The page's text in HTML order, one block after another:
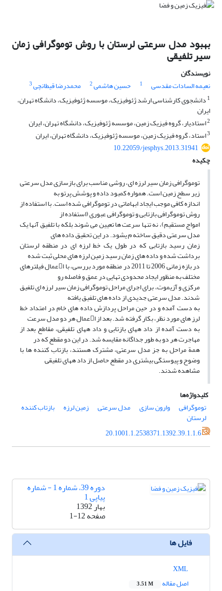
بهبود مدل سرعتی لرستان با روش توموگرافی زمان
سیر تلفیقی
نویسندگان
نعیمه السادات مقدسی
1 حسین هاشمی2 محمدرضا قیطانچی3
1 دانشجوی کارشناسی ارشد ژئوفیزیک، موسسه ژئوفیزیک، دانشگاه تهران،
ایران
2استادیار، گروه فیزیک زمین، موسسه ژئوفیزیک، دانشگاه تهران، ایران
3استاد، گروه فیزیک زمین، موسسه ژئوفیزیک، دانشگاه تهران، ایران
10.22059/jesphys.2013.31941
چکیده
توموگرافی زمان سیر لرزه ای، روشی مناسب برای بازسازی مدل سرعتی
زیر سطح زمین است. همواره کمبود داده و پوشش پرتو به
اندازه کافی موجب ایجاد ابهاماتی در توموگرافی شده است. با استفاده از
روش توموگرافی بازتابی و توموگرافی عبوری (استفاده از
امواج مستقیم)، نه تنها سرعت ها تعیین می شوند بلکه با تلفیق آنها یک
مدل سرعتی دقیق ساخته م یشود. در این تحقیق داده های
زمان رسید بازتابی که در طول یک خط لرزه ای در منطقه لرستان
برداشت شده و داده های زمان رسید زمین لرزه های محلی ثبت شده
در بازه زمانی 2006 تا 2011 در منطقه مورد بررسی، با اعمال فیلترهای
مختلف به منظور ایجاد محدودی تهایی در عمق و فاصله رو
مرکزی و آزیموت، برای اجرای مراحل توموگرافی زمان سیر لرزه ای تلفیق
شدند. مدل سرعتی جدیدی از داده های تلفیق یافته
به دست آمده و در حین مراحل پردازش داده های خام در امتداد خط
لرز های مورد نظر، بکار گرفته شد. بعد از اعمال هر دو مدل سرعت
به دست آمده از داد ههای بازتابی و داد ههای تلفیقی، مقاطع بعد از
مهاجرت هر دو به طور جداگانه مقایسه شد. در این دو مقطع که در
همة مراحل به جز مدل سرعتی، مشترک هستند، بازتاب کننده ها با
وضوح و پیوستگی بیشتری در مقطع حاصل از داد ههای تلفیقی
مشاهده شدند.
کلیدواژه‌ها
توموگرافی
وارون سازی مدل سرعتی زمین لرزه بازتاب کننده
لرستان
20.1001.1.2538371.1392.39.1.1.6
دوره 39، شماره 1 - شماره
پیاپی 1
بهار 1392
صفحه1-12
فایل ها
اصل مقاله
3.51 M